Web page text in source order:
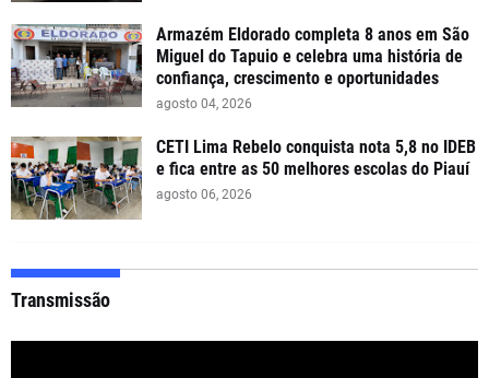
Armazém Eldorado completa 8 anos em São
Miguel do Tapuio e celebra uma história de
confiança, crescimento e oportunidades
agosto 04, 2026
CETI Lima Rebelo conquista nota 5,8 no IDEB
e fica entre as 50 melhores escolas do Piauí
agosto 06, 2026
Transmissão